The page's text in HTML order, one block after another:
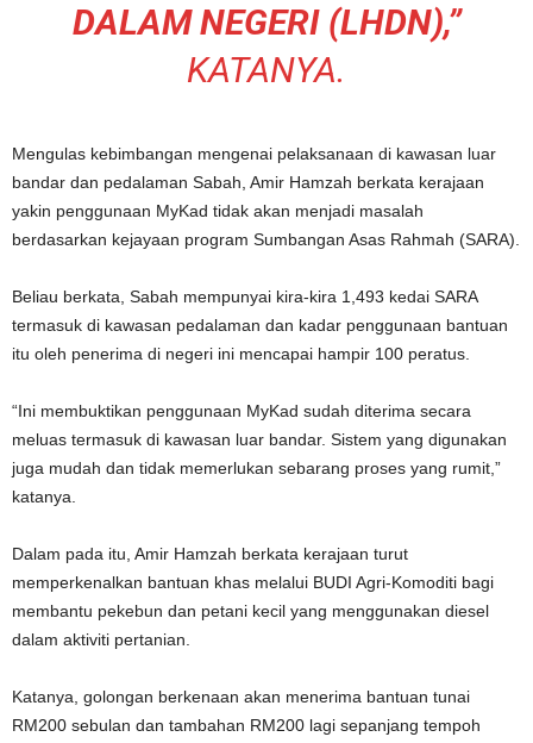
DALAM NEGERI (LHDN),”
KATANYA.
Mengulas kebimbangan mengenai pelaksanaan di kawasan luar
bandar dan pedalaman Sabah, Amir Hamzah berkata kerajaan
yakin penggunaan MyKad tidak akan menjadi masalah
berdasarkan kejayaan program Sumbangan Asas Rahmah (SARA).
Beliau berkata, Sabah mempunyai kira-kira 1,493 kedai SARA
termasuk di kawasan pedalaman dan kadar penggunaan bantuan
itu oleh penerima di negeri ini mencapai hampir 100 peratus.
“Ini membuktikan penggunaan MyKad sudah diterima secara
meluas termasuk di kawasan luar bandar. Sistem yang digunakan
juga mudah dan tidak memerlukan sebarang proses yang rumit,”
katanya.
Dalam pada itu, Amir Hamzah berkata kerajaan turut
memperkenalkan bantuan khas melalui BUDI Agri-Komoditi bagi
membantu pekebun dan petani kecil yang menggunakan diesel
dalam aktiviti pertanian.
Katanya, golongan berkenaan akan menerima bantuan tunai
RM200 sebulan dan tambahan RM200 lagi sepanjang tempoh